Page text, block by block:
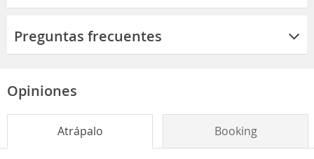
Preguntas frecuentes
Opiniones
Atrápalo Booking